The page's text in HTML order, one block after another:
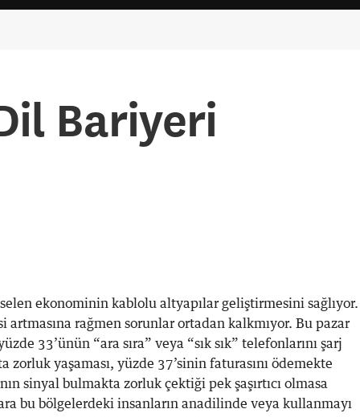
Bariyeri
ekonominin kablolu altyapılar geliştirmesini sağlıyor.
artmasına rağmen sorunlar ortadan kalkmıyor. Bu pazar
33’ünün “ara sıra” veya “sık sık” telefonlarını şarj
zorluk yaşaması, yüzde 37’sinin faturasını ödemekte
sinyal bulmakta zorluk çektiği pek şaşırtıcı olmasa
bu bölgelerdeki insanların anadilinde veya kullanmayı